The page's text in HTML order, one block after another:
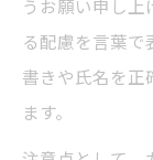
る配慮を言葉で
書きや氏名を正
ます。